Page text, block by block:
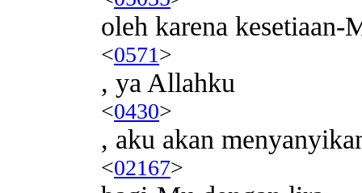
oleh karena kesetiaan-
<0571>
, ya Allahku
<0430>
, aku akan
<02167>